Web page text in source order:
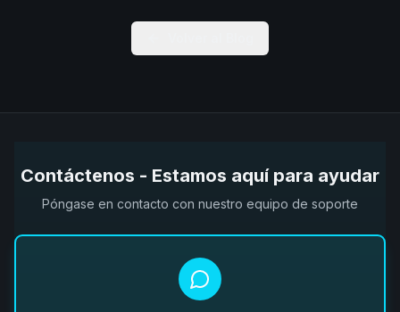
Contáctenos - Estamos aquí para ayudar
Póngase en contacto con nuestro equipo de soporte